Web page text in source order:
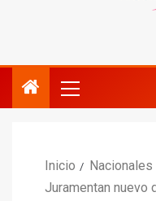
Inicio
Nacionales
Juramentan nuevo